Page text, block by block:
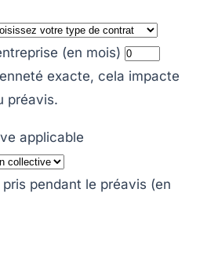
(en mois)
exacte, cela impacte
préavis.
applicable
pendant le préavis (en